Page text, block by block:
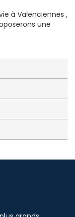
à Valenciennes ,
une